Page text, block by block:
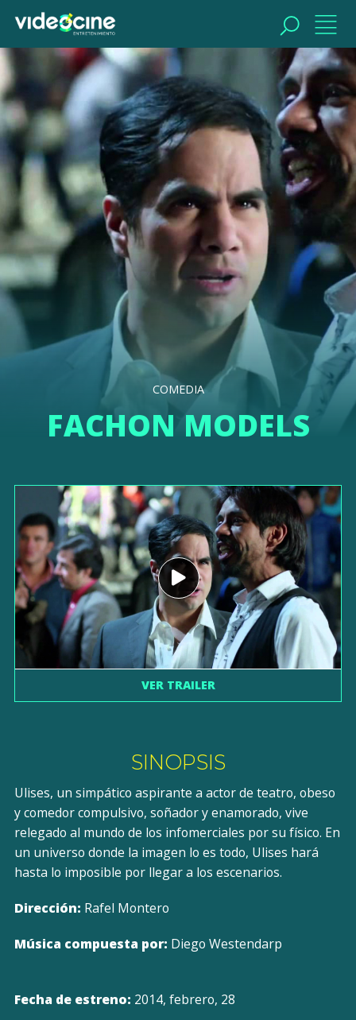
BUSCAR
COMEDIA
FACHON MODELS
VER TRAILER
SINOPSIS
Ulises, un simpático aspirante a actor de teatro, obeso
y comedor compulsivo, soñador y enamorado, vive
relegado al mundo de los infomerciales por su físico. En
un universo donde la imagen lo es todo, Ulises hará
hasta lo imposible por llegar a los escenarios.
Dirección: Rafel Montero
Música compuesta por: Diego Westendarp
Fecha de estreno: 2014, febrero, 28